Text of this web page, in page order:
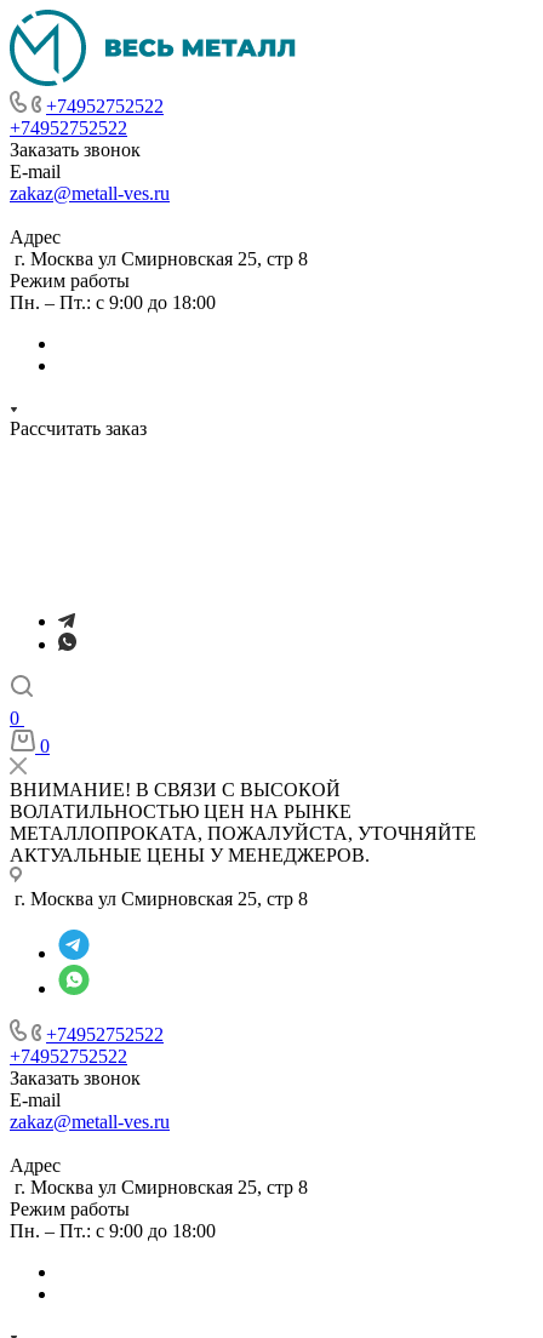
+74952752522
+74952752522
Заказать звонок
E-mail
zakaz@metall-ves.ru
Адрес
г. Москва ул Смирновская 25, стр 8
Режим работы
Пн. – Пт.: с 9:00 до 18:00
Рассчитать заказ
0
0
ВНИМАНИЕ! В СВЯЗИ С ВЫСОКОЙ
ВОЛАТИЛЬНОСТЬЮ ЦЕН НА РЫНКЕ
МЕТАЛЛОПРОКАТА, ПОЖАЛУЙСТА, УТОЧНЯЙТЕ
АКТУАЛЬНЫЕ ЦЕНЫ У МЕНЕДЖЕРОВ.
г. Москва ул Смирновская 25, стр 8
+74952752522
+74952752522
Заказать звонок
E-mail
zakaz@metall-ves.ru
Адрес
г. Москва ул Смирновская 25, стр 8
Режим работы
Пн. – Пт.: с 9:00 до 18:00